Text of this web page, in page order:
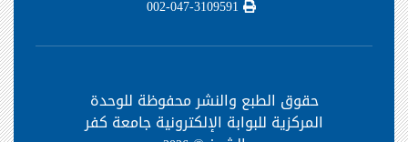
حقوق الطبع والنشر محفوظة للوحدة
المركزية للبوابة الإلكترونية جامعة كفر